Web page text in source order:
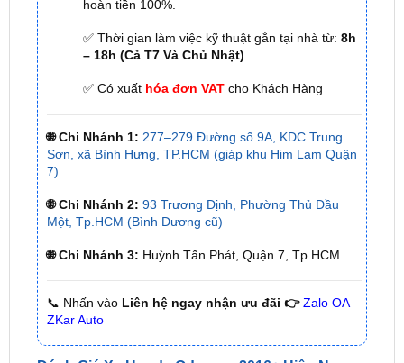
– 18h (Cả T7 Và Chủ Nhật)
✅ Có xuấthóa đơn VATcho Khách Hàng
🌐 Chi Nhánh 1: 277–279 Đường số 9A, KDC Trung
🌐 Chi Nhánh 2: 93 Trương Định, Phường Thủ Dầu
Một, Tp.HCM (Bình Dương cũ)
🌐 Chi Nhánh 3: Huỳnh Tấn Phát, Quận 7, Tp.HCM
📞 Nhấn vàoLiên hệ ngay nhận ưu đãi 👉 Zalo OA
Đánh Giá Xe Honda Odyssey 2016+ Hiện Nay
Vốn đã âm thầm xuất hiện ở thị trường nội địa qua